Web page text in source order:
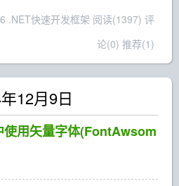
.NET快速开发框架 阅读(1397) 评
论(0) 推荐(1)
12月9日
用矢量字体(FontAwsom